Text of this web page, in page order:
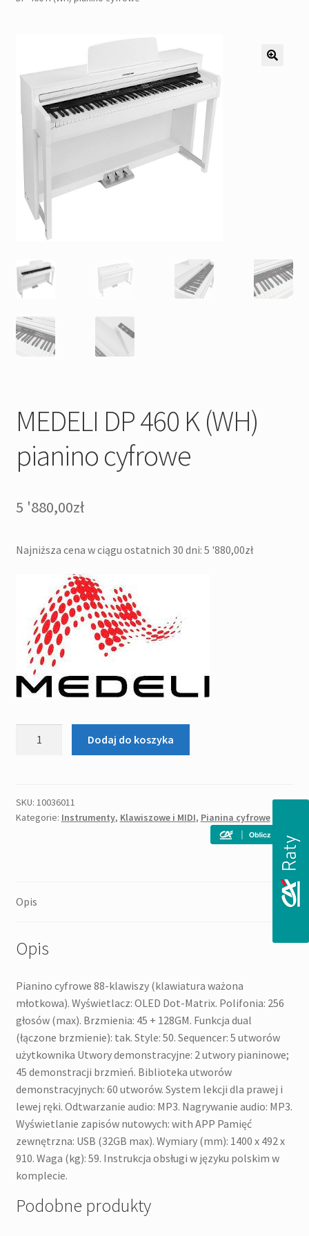
Pozostałe
MEDELI DP 460 K (WH)
pianino cyfrowe
5 '880,00zł
Najniższa cena w ciągu ostatnich 30 dni: 5 '880,00zł
K
(WH)
Dodaj do koszyka
SKU: 10036011
Kategorie: Instrumenty, Klawiszowe i MIDI, Pianina cyfrowe
Opis
Opis
Pianino cyfrowe 88-klawiszy (klawiatura ważona
młotkowa). Wyświetlacz: OLED Dot-Matrix. Polifonia: 256
głosów (max). Brzmienia: 45 + 128GM. Funkcja dual
(łączone brzmienie): tak. Style: 50. Sequencer: 5 utworów
użytkownika Utwory demonstracyjne: 2 utwory pianinowe;
45 demonstracji brzmień. Biblioteka utworów
demonstracyjnych: 60 utworów. System lekcji dla prawej i
lewej ręki. Odtwarzanie audio: MP3. Nagrywanie audio: MP3.
Wyświetlanie zapisów nutowych: with APP Pamięć
zewnętrzna: USB (32GB max). Wymiary (mm): 1400 x 492 x
910. Waga (kg): 59. Instrukcja obsługi w języku polskim w
komplecie.
Podobne produkty